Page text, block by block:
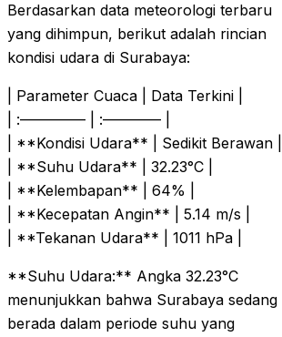
Berdasarkan data meteorologi terbaru
yang dihimpun, berikut adalah rincian
kondisi udara di Surabaya:
| Parameter Cuaca | Data Terkini |
| :————– | :———— |
| **Kondisi Udara** | Sedikit Berawan |
| **Suhu Udara** | 32.23°C |
| **Kelembapan** | 64% |
| **Kecepatan Angin** | 5.14 m/s |
| **Tekanan Udara** | 1011 hPa |
**Suhu Udara:** Angka 32.23°C
menunjukkan bahwa Surabaya sedang
berada dalam periode suhu yang